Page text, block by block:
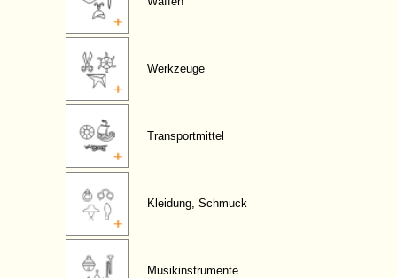
Werkzeuge
Transportmittel
Kleidung, Schmuck
Musikinstrumente